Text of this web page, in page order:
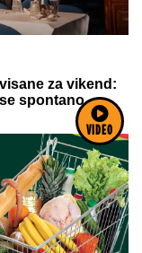
VIDEO
za vikend:
spontano